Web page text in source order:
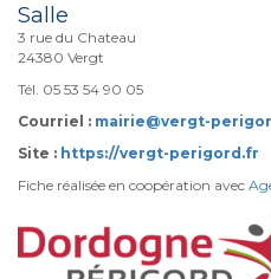
Salle
3 rue du Chateau
24380 Vergt
Tél. 05 53 54 90 05
Courriel : mairie@vergt-
Site : https://vergt-perigord.fr
Fiche réalisée en coopération avec